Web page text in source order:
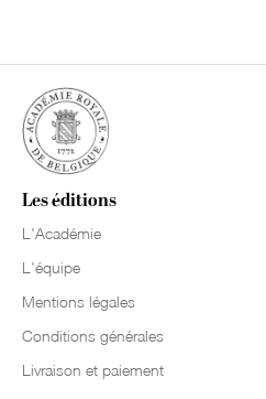
Les éditions
L'Académie
L'équipe
Mentions légales
Conditions générales
Livraison et paiement